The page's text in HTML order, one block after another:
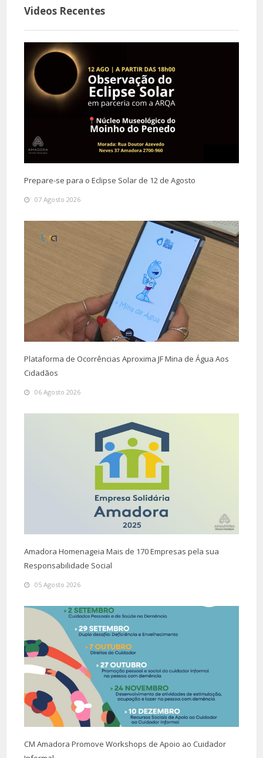
Videos Recentes
Prepare-se para o Eclipse Solar de 12 de Agosto
07 Agosto 2026
Plataforma de Ocorrências Aproxima JF Mina de Água Aos
Cidadãos
06 Agosto 2026
Amadora Homenageia Mais de 170 Empresas pela sua
Responsabilidade Social
05 Agosto 2026
CM Amadora Promove Workshops de Apoio ao Cuidador